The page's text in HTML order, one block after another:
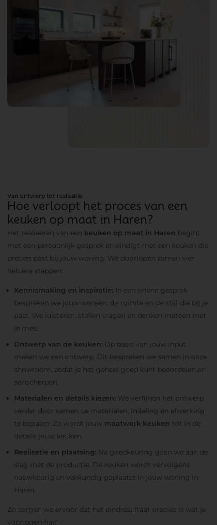
Van ontwerp tot realisatie
Hoe verloopt het proces van een
keuken op maat in Haren?
Het realiseren van een keuken op maat in Haren begint
met een persoonlijk gesprek en eindigt met een keuken die
precies past bij jouw woning. We doorlopen samen vier
heldere stappen:
Kennismaking en inspiratie: In een online gesprek
bespreken we jouw wensen, de ruimte en de stijl die bij je
past. We luisteren, stellen vragen en denken meteen met
je mee.
Ontwerp van de keuken: Op basis van jouw input
maken we een ontwerp. Dit bespreken we samen in onze
showroom, zodat je het geheel goed kunt beoordelen en
aanscherpen.
Materialen en details kiezen: We verfijnen het ontwerp
verder door samen de materialen, indeling en afwerking
te bepalen. Zo wordt jouw maatwerk keuken tot in de
details jouw keuken.
Realisatie en plaatsing: Na goedkeuring gaan we aan de
slag met de productie. De keuken wordt vervolgens
nauwkeurig en vakkundig geplaatst in jouw woning in
Haren.
Zo zorgen we ervoor dat het eindresultaat precies is wat je
voor ogen had.